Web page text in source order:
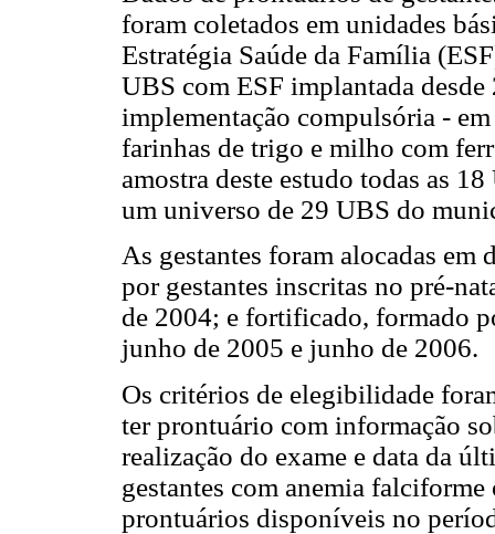
foram coletados em unidades
Estratégia Saúde da Família
UBS com ESF implantada desde
implementação compulsória -
farinhas de trigo e milho com
amostra deste estudo todas as
um universo de 29 UBS do
As gestantes foram alocadas
por gestantes inscritas no pré-
de 2004; e fortificado, formado
junho de 2005 e junho de 2006.
Os critérios de elegibilidade
ter prontuário com informação
realização do exame e data da
gestantes com anemia
prontuários disponíveis no